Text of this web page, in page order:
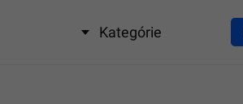
Kategórie